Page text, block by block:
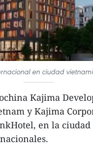
en ciudad
Kajima
y Kajima
en la ciudad